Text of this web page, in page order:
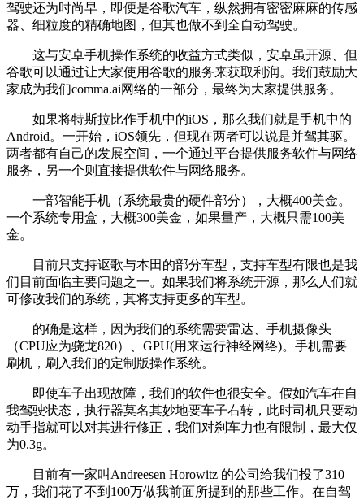
驾驶还为时尚早，即便是谷歌汽车，纵然拥有密密麻麻的传感
器、细粒度的精确地图，但其也做不到全自动驾驶。
这与安卓手机操作系统的收益方式类似，安卓虽开源、但
谷歌可以通过让大家使用谷歌的服务来获取利润。我们鼓励大
家成为我们comma.ai网络的一部分，最终为大家提供服务。
如果将特斯拉比作手机中的iOS，那么我们就是手机中的
Android。一开始，iOS领先，但现在两者可以说是并驾其驱。
两者都有自己的发展空间，一个通过平台提供服务软件与网络
服务，另一个则直接提供软件与网络服务。
一部智能手机（系统最贵的硬件部分），大概400美金。
一个系统专用盒，大概300美金，如果量产，大概只需100美
金。
目前只支持讴歌与本田的部分车型，支持车型有限也是我
们目前面临主要问题之一。如果我们将系统开源，那么人们就
可修改我们的系统，其将支持更多的车型。
的确是这样，因为我们的系统需要雷达、手机摄像头
（CPU应为骁龙820）、GPU(用来运行神经网络)。手机需要
刷机，刷入我们的定制版操作系统。
即使车子出现故障，我们的软件也很安全。假如汽车在自
我驾驶状态，执行器莫名其妙地要车子右转，此时司机只要动
动手指就可以对其进行修正，我们对刹车力也有限制，最大仅
为0.3g。
目前有一家叫Andreesen Horowitz 的公司给我们投了310
万，我们花了不到100万做我前面所提到的那些工作。在自驾